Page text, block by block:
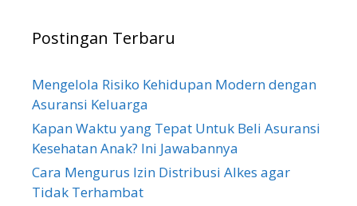
Postingan Terbaru
Mengelola Risiko Kehidupan Modern dengan
Asuransi Keluarga
Kapan Waktu yang Tepat Untuk Beli Asuransi
Kesehatan Anak? Ini Jawabannya
Cara Mengurus Izin Distribusi Alkes agar
Tidak Terhambat